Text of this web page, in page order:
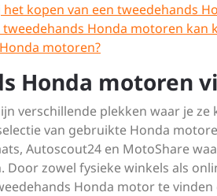
kopen van een tweedehands
Honda motoren kan
motoren?
Honda motoren
verschillende plekken waar je ze
van gebruikte Honda
Autoscout24 en MotoShare
zowel fysieke winkels als
Honda motor te